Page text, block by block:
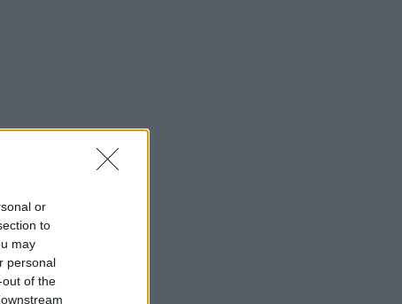
or
to
may
personal
of the